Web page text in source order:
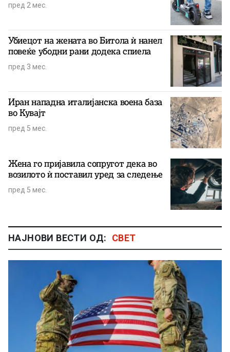
пред 2 мес.
Убиецот на жената во Битола ѝ нанел
повеќе убодни рани додека спиела
пред 3 мес.
Иран нападна италијанска воена база
во Кувајт
пред 5 мес.
Жена го пријавила сопругот дека во
возилото ѝ поставил уред за следење
пред 5 мес.
НАЈНОВИ ВЕСТИ ОД: СВЕТ